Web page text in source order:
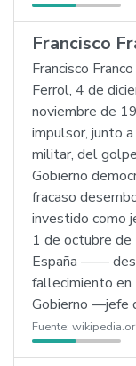
Francisco
Francisco
Ferrol, 4 de
noviembre de
impulsor, junto
militar, del
Gobierno
fracaso
investido como
1 de octubre
España ——
fallecimiento
Gobierno —jefe
Fuente: